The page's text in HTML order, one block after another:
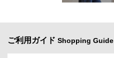
ご利用ガイド Shopping Guide